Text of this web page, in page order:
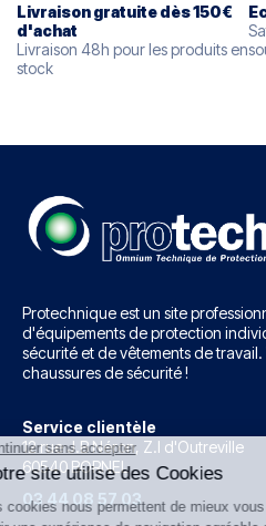
Livraison gratuite dès 150€
d'achat
Livraison 48h pour les produits en
stock
Protechnique est un site
d'équipements de protection
sécurité et de vêtements de
chaussures de sécurité !
Service clientèle
12 rue J.B Néron, Z.I d'Outreville
60540 BORNEL
03 44 08 57 03